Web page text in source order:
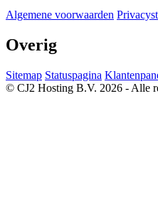
Algemene voorwaarden
Overig
Sitemap Statuspagina
© CJ2 Hosting B.V. 2026 - Alle